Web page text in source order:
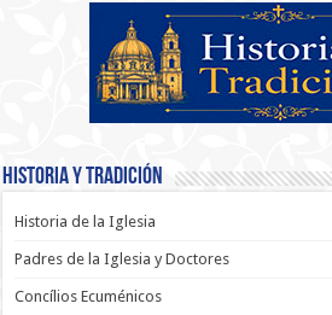
Historia y Tradición
Historia de la Iglesia
Padres de la Iglesia y Doctores
Concílios Ecuménicos